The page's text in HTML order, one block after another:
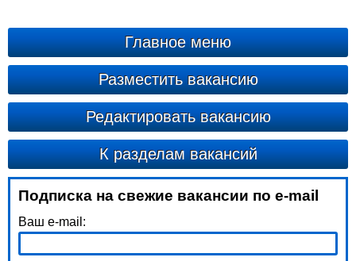
Главное меню
Разместить вакансию
Редактировать вакансию
К разделам вакансий
Подписка на свежие вакансии по e-mail
Ваш e-mail: